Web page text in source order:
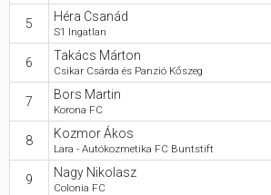
5 Héra Csanád
S1 Ingatlan
6 Takács Márton
Csikar Csárda és Panzió Kőszeg
7 Bors Martin
Korona FC
8 Kozmor Ákos
Lara - Autókozmetika FC Buntstift
9 Nagy Nikolasz
Colonia FC